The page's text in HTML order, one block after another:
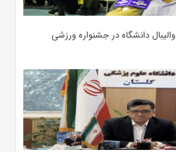
دانشگاه در جشنواره ورزشی